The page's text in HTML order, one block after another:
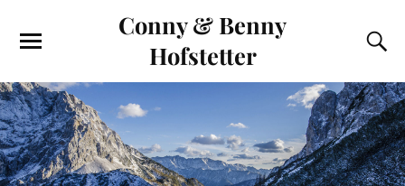
Conny & Benny
Hofstetter